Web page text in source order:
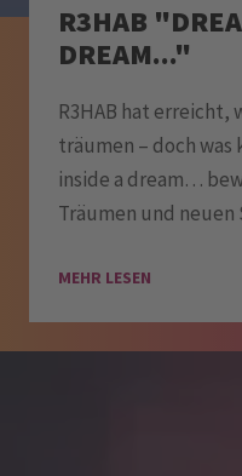
R3HAB
DREAM..."
R3HAB hat erreicht,
träumen – doch was
inside a dream…
Träumen und neuen
MEHR LESEN